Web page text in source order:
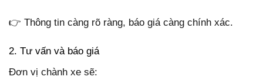
👉 Thông tin càng rõ ràng, báo giá càng chính xác.
2. Tư vấn và báo giá
Đơn vị chành xe sẽ: